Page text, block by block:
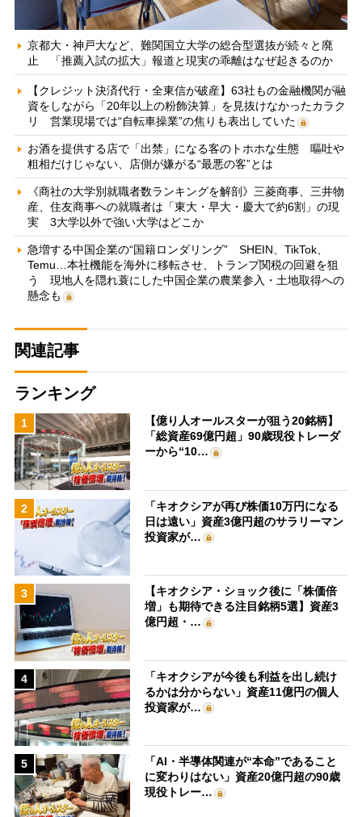
京都大・神戸大など、難関国立大学の総合型選抜が続々と廃
止 「推薦入試の拡大」報道と現実の乖離はなぜ起きるのか
【クレジット決済代行・全東信が破産】63社もの金融機関が融
資をしながら「20年以上の粉飾決算」を見抜けなかったカラク
リ 営業現場では“自転車操業”の焦りも表出していた
お酒を提供する店で「出禁」になる客のトホホな生態 嘔吐や
粗相だけじゃない、店側が嫌がる“最悪の客”とは
《商社の大学別就職者数ランキングを解剖》三菱商事、三井物
産、住友商事への就職者は「東大・早大・慶大で約6割」の現
実 3大学以外で強い大学はどこか
急増する中国企業の“国籍ロンダリング” SHEIN、TikTok、
Temu…本社機能を海外に移転させ、トランプ関税の回避を狙
う 現地人を隠れ蓑にした中国企業の農業参入・土地取得への
懸念も
関連記事
ランキング
1
【億り人オールスターが狙う20銘柄】
「総資産69億円超」90歳現役トレーダ
ーから“10…
2
「キオクシアが再び株価10万円になる
日は遠い」資産3億円超のサラリーマン
投資家が…
3
【キオクシア・ショック後に「株価倍
増」も期待できる注目銘柄5選】資産3
億円超・…
4
「キオクシアが今後も利益を出し続け
るかは分からない」資産11億円の個人
投資家が…
5
「AI・半導体関連が“本命”であること
に変わりはない」資産20億円超の90歳
現役トレー…